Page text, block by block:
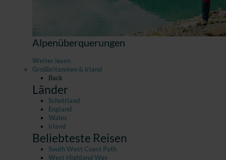
Alpenüberquerungen
Weiter lesen
Großbritannien & Irland
Back
Länder
Schottland
England
Wales
Irland
Beliebteste Reisen
South West Coast Path
West Highland Way